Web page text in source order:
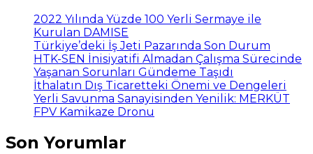
2022 Yılında Yüzde 100 Yerli Sermaye ile
Kurulan DAMISE
Türkiye’deki İş Jeti Pazarında Son Durum
HTK-SEN İnisiyatifi Almadan Çalışma Sürecinde
Yaşanan Sorunları Gündeme Taşıdı
İthalatın Dış Ticaretteki Önemi ve Dengeleri
Yerli Savunma Sanayisinden Yenilik: MERKÜT
FPV Kamikaze Dronu
Son Yorumlar